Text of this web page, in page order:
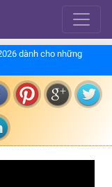
dành cho những